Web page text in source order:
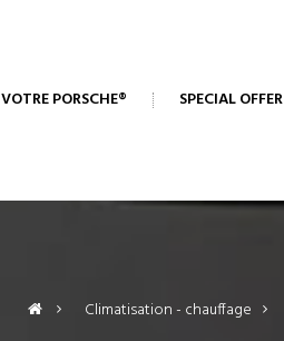
VOTRE PORSCHE® SPECIAL OFFER
> Climatisation - chauffage >